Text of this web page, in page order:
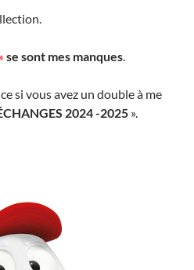
se sont mes manques
si vous avez un double à me
2024 -2025 ».